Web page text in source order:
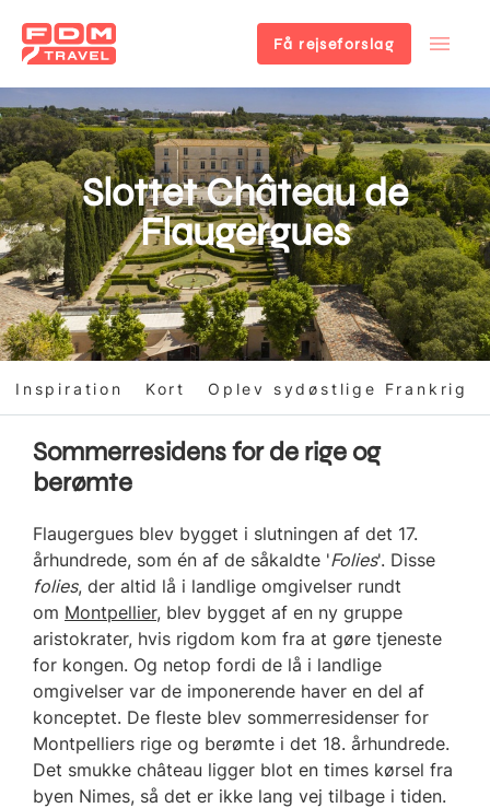
til
hovedindhold
Få rejseforslag
Slottet Château de
Flaugergues
Inspiration Kort Oplev sydøstlige Frankrig
Sommerresidens for de rige og
berømte
Flaugergues blev bygget i slutningen af det 17.
århundrede, som én af de såkaldte 'Folies'. Disse
folies, der altid lå i landlige omgivelser rundt
om Montpellier, blev bygget af en ny gruppe
aristokrater, hvis rigdom kom fra at gøre tjeneste
for kongen. Og netop fordi de lå i landlige
omgivelser var de imponerende haver en del af
konceptet. De fleste blev sommerresidenser for
Montpelliers rige og berømte i det 18. århundrede.
Det smukke château ligger blot en times kørsel fra
byen Nimes, så det er ikke lang vej tilbage i tiden.